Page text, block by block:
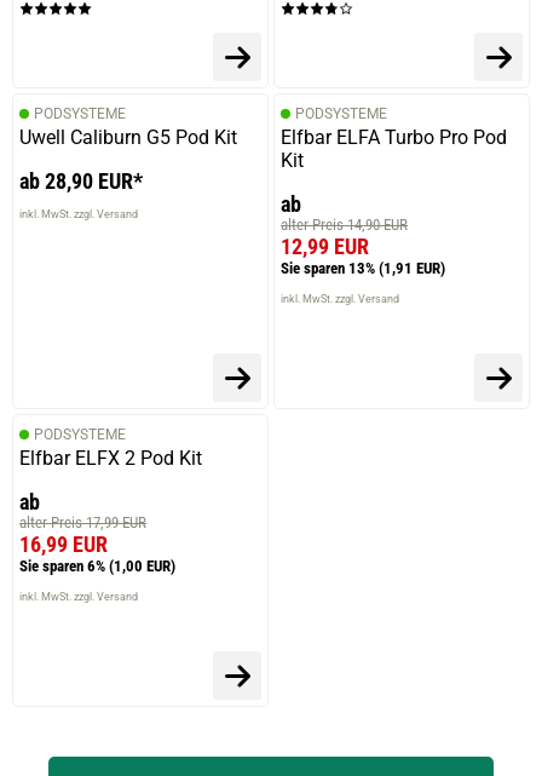
PODSYSTEME
Uwell Caliburn G5 Pod Kit
ab 28,90 EUR*
inkl. MwSt. zzgl. Versand
PODSYSTEME
Elfbar ELFA Turbo Pro Pod
Kit
ab
alter Preis 14,90 EUR
12,99 EUR
Sie sparen 13% (1,91 EUR)
inkl. MwSt. zzgl. Versand
PODSYSTEME
Elfbar ELFX 2 Pod Kit
ab
alter Preis 17,99 EUR
16,99 EUR
Sie sparen 6% (1,00 EUR)
inkl. MwSt. zzgl. Versand